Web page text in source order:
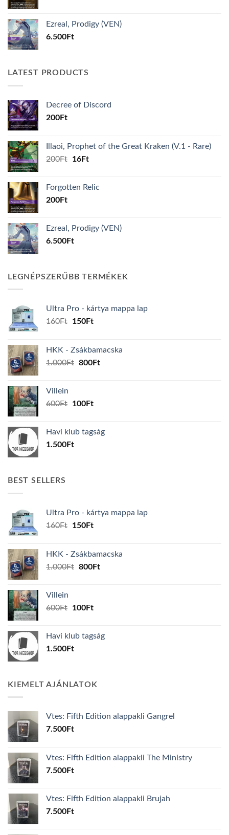
Ezreal, Prodigy (VEN)
6.500Ft
LATEST PRODUCTS
Decree of Discord
200Ft
Illaoi, Prophet of the Great Kraken (V.1 - Rare)
200Ft
Original
200Ft.
16FtCurrent
16Ft.
Forgotten Relic
200Ft
Ezreal, Prodigy (VEN)
6.500Ft
LEGNÉPSZERŰBB TERMÉKEK
Ultra Pro - kártya mappa lap
160Ft
Original
160Ft.
150FtCurrent
150Ft.
HKK - Zsákbamacska
1.000Ft Original
800FtCurrent
Villein
600Ft
Original
600Ft.
100FtCurrent
100Ft.
Havi klub tagság
1.500Ft
BEST SELLERS
Ultra Pro - kártya mappa lap
160Ft
Original
160Ft.
150FtCurrent
150Ft.
HKK - Zsákbamacska
1.000Ft Original
800FtCurrent
Villein
600Ft
Original
600Ft.
100FtCurrent
100Ft.
Havi klub tagság
1.500Ft
KIEMELT AJÁNLATOK
Vtes: Fifth Edition alappakli Gangrel
7.500Ft
Vtes: Fifth Edition alappakli The Ministry
7.500Ft
Vtes: Fifth Edition alappakli Brujah
7.500Ft